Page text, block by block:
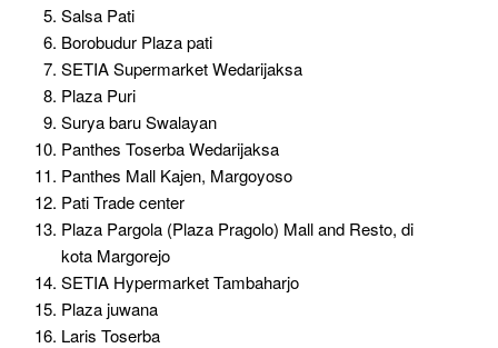
Salsa Pati
Borobudur Plaza pati
SETIA Supermarket Wedarijaksa
Plaza Puri
Surya baru Swalayan
Panthes Toserba Wedarijaksa
Panthes Mall Kajen, Margoyoso
Pati Trade center
Plaza Pargola (Plaza Pragolo) Mall and Resto, di
kota Margorejo
SETIA Hypermarket Tambaharjo
Plaza juwana
Laris Toserba